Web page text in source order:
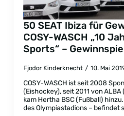
50 SEAT Ibiza für
COSY-WASCH „10
Sports“ –
Fjodor Kinderknecht 10. Mai
COSY-WASCH ist seit 2008
(Eishockey), seit 2011 von
kam Hertha BSC (Fußball)
des Olympiastadions – befindet